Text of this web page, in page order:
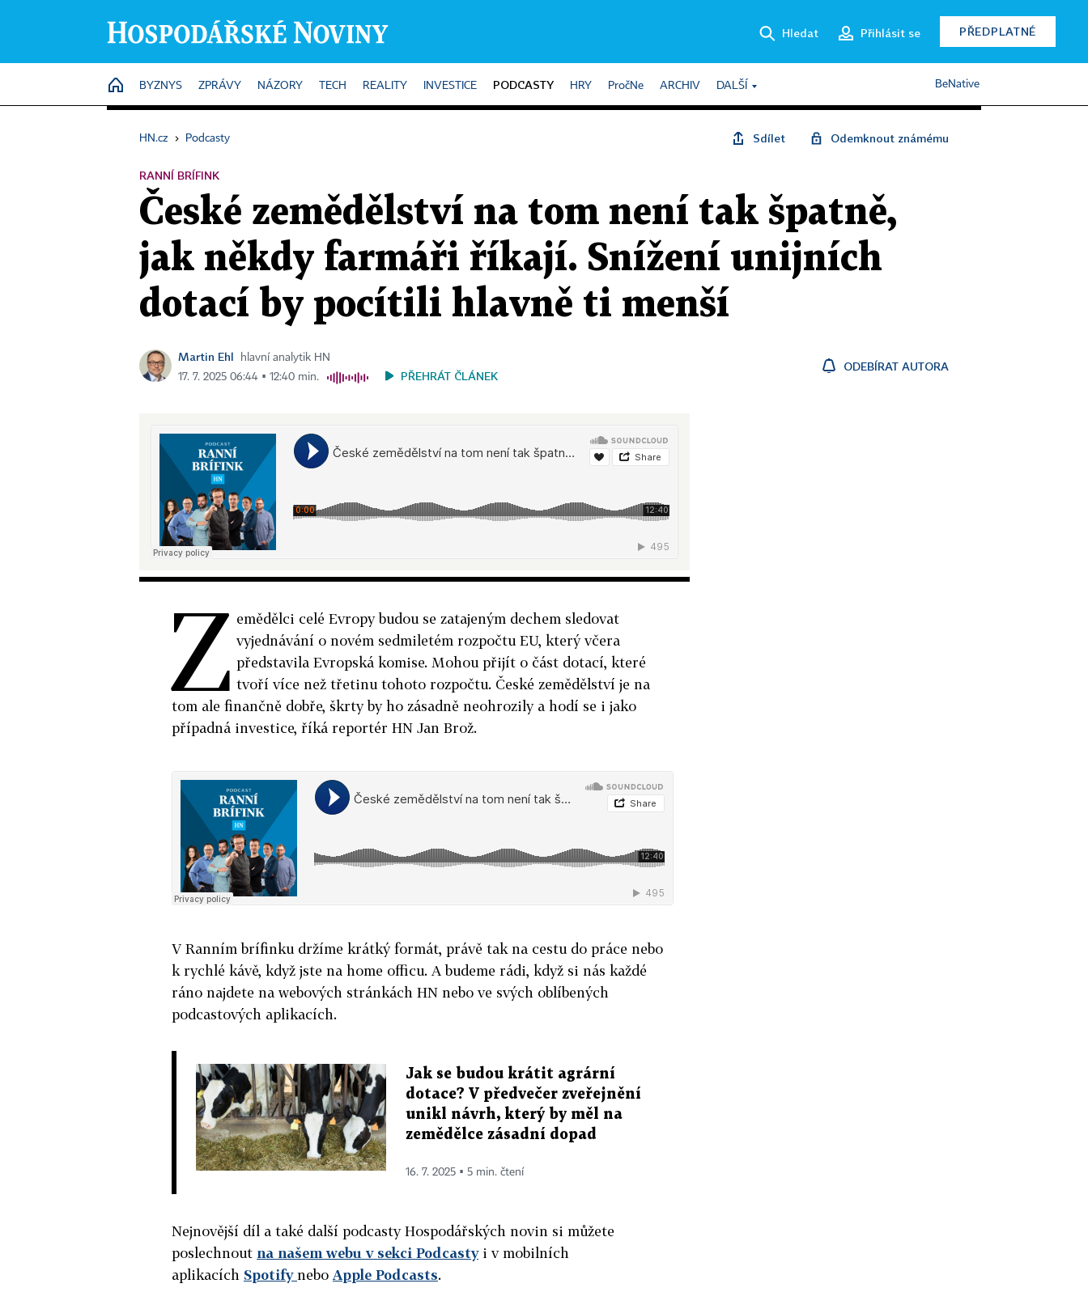
Hledat Přihlásit se PŘEDPLATNÉ
HOME
BYZNYS ZPRÁVY NÁZORY TECH REALITY INVESTICE PODCASTY HRY PročNe ARCHIV DALŠÍ BeNative
HN.cz › Podcasty Sdílet Odemknout známému
RANNÍ BRÍFINK
České zemědělství na tom není tak špatně,
jak někdy farmáři říkají. Snížení unijních
dotací by pocítili hlavně ti menší
Martin Ehl
hlavní analytik HN
17. 7. 2025 06:44 ▪ 12:40 min.
PŘEHRÁT ČLÁNEK
ODEBÍRAT AUTORA
Z emědělci celé Evropy budou se zatajeným dechem sledovat
vyjednávání o novém sedmiletém rozpočtu EU, který včera
představila Evropská komise. Mohou přijít o část dotací, které
tvoří více než třetinu tohoto rozpočtu. České zemědělství je na
tom ale finančně dobře, škrty by ho zásadně neohrozily a hodí se i jako
případná investice, říká reportér HN Jan Brož.
V Ranním brífinku držíme krátký formát, právě tak na cestu do práce nebo
k rychlé kávě, když jste na home officu. A budeme rádi, když si nás každé
ráno najdete na webových stránkách HN nebo ve svých oblíbených
podcastových aplikacích.
Jak se budou krátit agrární
dotace? V předvečer zveřejnění
unikl návrh, který by měl na
zemědělce zásadní dopad
16. 7. 2025 ▪ 5 min. čtení
Nejnovější díl a také další podcasty Hospodářských novin si můžete
poslechnout na našem webu v sekci Podcastyi v mobilních
aplikacích Spotifynebo Apple Podcasts.